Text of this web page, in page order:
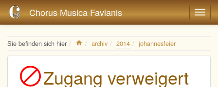
Chorus Musica Favianis
Sie befinden sich hier Homearchiv 2014 johannesfeier
Zugang verweigert